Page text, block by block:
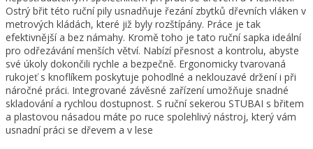
Ostrý břit této ruční pily usnadňuje řezání zbytků dřevních vláken v
metrových kládách, které již byly rozštípány. Práce je tak
efektivnější a bez námahy. Kromě toho je tato ruční sapka ideální
pro odřezávání menších větví. Nabízí přesnost a kontrolu, abyste
své úkoly dokončili rychle a bezpečně. Ergonomicky tvarovaná
rukojeť s knoflíkem poskytuje pohodlné a neklouzavé držení i při
náročné práci. Integrované závěsné zařízení umožňuje snadné
skladování a rychlou dostupnost. S ruční sekerou STUBAI s břitem
a plastovou násadou máte po ruce spolehlivý nástroj, který vám
usnadní práci se dřevem a v lese